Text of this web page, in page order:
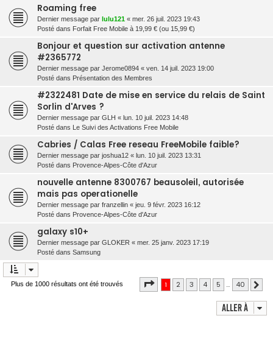
Roaming free
Dernier message par lulu121 « mer. 26 juil. 2023 19:43
Posté dans Forfait Free Mobile à 19,99 € (ou 15,99 €)
Bonjour et question sur activation antenne
#2365772
Dernier message par Jerome0894 « ven. 14 juil. 2023 19:00
Posté dans Présentation des Membres
#2322481 Date de mise en service du relais de Saint
Sorlin d'Arves ?
Dernier message par GLH « lun. 10 juil. 2023 14:48
Posté dans Le Suivi des Activations Free Mobile
Cabries / Calas Free reseau FreeMobile faible?
Dernier message par joshua12 « lun. 10 juil. 2023 13:31
Posté dans Provence-Alpes-Côte d'Azur
nouvelle antenne 8300767 beausoleil, autorisée
mais pas operationelle
Dernier message par franzellin « jeu. 9 févr. 2023 16:12
Posté dans Provence-Alpes-Côte d'Azur
galaxy s10+
Dernier message par GLOKER « mer. 25 janv. 2023 17:19
Posté dans Samsung
Plus de 1000 résultats ont été trouvés Page 1sur40
1 2 3 4 5 … 40
Aller à